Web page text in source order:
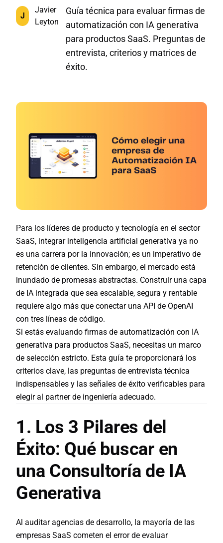
J
Javier
Leyton
Guía técnica para evaluar firmas de
automatización con IA generativa
para productos SaaS. Preguntas de
entrevista, criterios y matrices de
éxito.
Para los líderes de producto y tecnología en el sector
SaaS, integrar inteligencia artificial generativa ya no
es una carrera por la innovación; es un imperativo de
retención de clientes. Sin embargo, el mercado está
inundado de promesas abstractas. Construir una capa
de IA integrada que sea escalable, segura y rentable
requiere algo más que conectar una API de OpenAI
con tres líneas de código.
Si estás evaluando firmas de automatización con IA
generativa para productos SaaS, necesitas un marco
de selección estricto. Esta guía te proporcionará los
criterios clave, las preguntas de entrevista técnica
indispensables y las señales de éxito verificables para
elegir al partner de ingeniería adecuado.
1. Los 3 Pilares del
Éxito: Qué buscar en
una Consultoría de IA
Generativa
Al auditar agencias de desarrollo, la mayoría de las
empresas SaaS cometen el error de evaluar